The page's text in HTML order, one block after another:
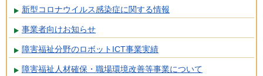
新型コロナウイルス感染症に関する情報
事業者向けお知らせ
障害福祉分野のロボットICT事業実績
障害福祉人材確保・職場環境改善等事業について